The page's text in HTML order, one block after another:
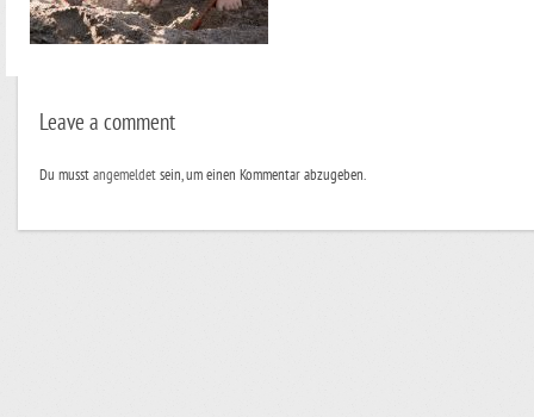
Leave a comment
Du musstangemeldetsein, um einen Kommentar abzugeben.